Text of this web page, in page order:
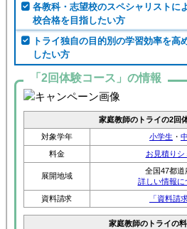
各教科・志望校のスペシャリストに
校合格を目指したい方
トライ独自の目的別の学習効率を高
したい方
「2回体験コース」の情報
家庭教師のトライの2回
対象学年
小学生 ・
料金
お見積りシ
展開地域
全国47都道
詳しい情報
資料請求
「資料請求
家庭教師のトライの